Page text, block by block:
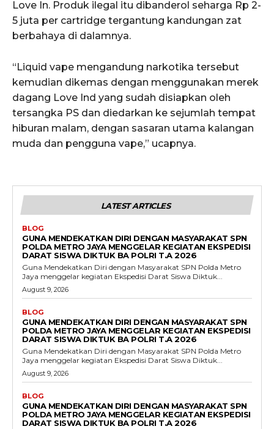
Love In. Produk ilegal itu dibanderol seharga Rp 2-
5 juta per cartridge tergantung kandungan zat
berbahaya di dalamnya.
“Liquid vape mengandung narkotika tersebut
kemudian dikemas dengan menggunakan merek
dagang Love Ind yang sudah disiapkan oleh
tersangka PS dan diedarkan ke sejumlah tempat
hiburan malam, dengan sasaran utama kalangan
muda dan pengguna vape,” ucapnya.
LATEST ARTICLES
BLOG
GUNA MENDEKATKAN DIRI DENGAN MASYARAKAT SPN
POLDA METRO JAYA MENGGELAR KEGIATAN EKSPEDISI
DARAT SISWA DIKTUK BA POLRI T.A 2026
Guna Mendekatkan Diri dengan Masyarakat SPN Polda Metro
Jaya menggelar kegiatan Ekspedisi Darat Siswa Diktuk...
August 9, 2026
BLOG
GUNA MENDEKATKAN DIRI DENGAN MASYARAKAT SPN
POLDA METRO JAYA MENGGELAR KEGIATAN EKSPEDISI
DARAT SISWA DIKTUK BA POLRI T.A 2026
Guna Mendekatkan Diri dengan Masyarakat SPN Polda Metro
Jaya menggelar kegiatan Ekspedisi Darat Siswa Diktuk...
August 9, 2026
BLOG
GUNA MENDEKATKAN DIRI DENGAN MASYARAKAT SPN
POLDA METRO JAYA MENGGELAR KEGIATAN EKSPEDISI
DARAT SISWA DIKTUK BA POLRI T.A 2026